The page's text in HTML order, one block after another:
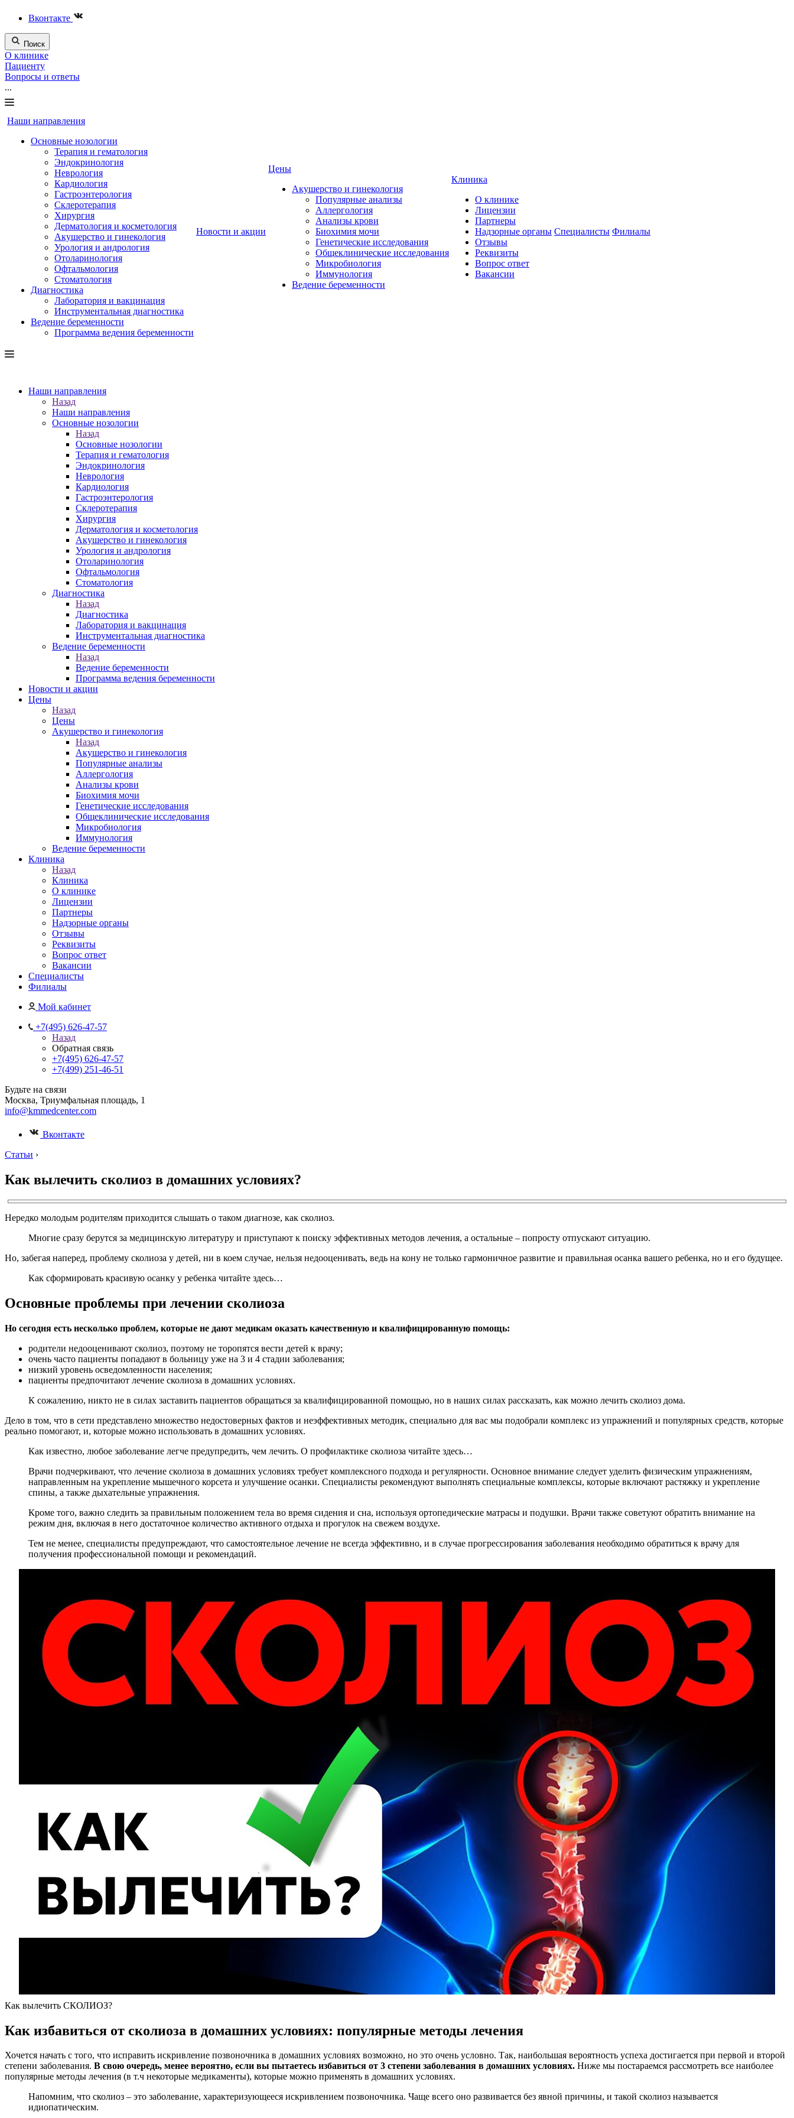
Вконтакте
Поиск
О клинике
Пациенту
Вопросы и ответы
...
Наши направления
Основные нозологии
Терапия и гематология
Эндокринология
Неврология
Кардиология
Гастроэнтерология
Склеротерапия
Хирургия
Дерматология и косметология
Акушерство и гинекология
Урология и андрология
Отоларинология
Офтальмология
Стоматология
Диагностика
Лаборатория и вакцинация
Инструментальная диагностика
Ведение беременности
Программа ведения беременности
Новости и акции
Цены
Акушерство и гинекология
Популярные анализы
Аллергология
Анализы крови
Биохимия мочи
Генетические исследования
Общеклинические исследования
Микробиология
Иммунология
Ведение беременности
Клиника
О клинике
Лицензии
Партнеры
Надзорные органы
Отзывы
Реквизиты
Вопрос ответ
Вакансии
Специалисты Филиалы
Наши направления
Назад
Наши направления
Основные нозологии
Назад
Основные нозологии
Терапия и гематология
Эндокринология
Неврология
Кардиология
Гастроэнтерология
Склеротерапия
Хирургия
Дерматология и косметология
Акушерство и гинекология
Урология и андрология
Отоларинология
Офтальмология
Стоматология
Диагностика
Назад
Диагностика
Лаборатория и вакцинация
Инструментальная диагностика
Ведение беременности
Назад
Ведение беременности
Программа ведения беременности
Новости и акции
Цены
Назад
Цены
Акушерство и гинекология
Назад
Акушерство и гинекология
Популярные анализы
Аллергология
Анализы крови
Биохимия мочи
Генетические исследования
Общеклинические исследования
Микробиология
Иммунология
Ведение беременности
Клиника
Назад
Клиника
О клинике
Лицензии
Партнеры
Надзорные органы
Отзывы
Реквизиты
Вопрос ответ
Вакансии
Специалисты
Филиалы
Мой кабинет
+7(495) 626-47-57
Назад
Обратная связь
+7(495) 626-47-57
+7(499) 251-46-51
Будьте на связи
Москва, Триумфальная площадь, 1
info@kmmedcenter.com
Вконтакте
Статьи ›
Как вылечить сколиоз в домашних условиях?
Нередко молодым родителям приходится слышать о таком диагнозе, как сколиоз.
Многие сразу берутся за медицинскую литературу и приступают к поиску эффективных методов лечения, а остальные – попросту отпускают ситуацию.
Но, забегая наперед, проблему сколиоза у детей, ни в коем случае, нельзя недооценивать, ведь на кону не только гармоничное развитие и правильная осанка вашего ребенка, но и его будущее.
Как сформировать красивую осанку у ребенка читайте здесь…
Основные проблемы при лечении сколиоза
Но сегодня есть несколько проблем, которые не дают медикам оказать качественную и квалифицированную помощь:
родители недооценивают сколиоз, поэтому не торопятся вести детей к врачу;
очень часто пациенты попадают в больницу уже на 3 и 4 стадии заболевания;
низкий уровень осведомленности населения;
пациенты предпочитают лечение сколиоза в домашних условиях.
К сожалению, никто не в силах заставить пациентов обращаться за квалифицированной помощью, но в наших силах рассказать, как можно лечить сколиоз дома.
Дело в том, что в сети представлено множество недостоверных фактов и неэффективных методик, специально для вас мы подобрали комплекс из упражнений и популярных средств, которые
реально помогают, и, которые можно использовать в домашних условиях.
Как известно, любое заболевание легче предупредить, чем лечить. О профилактике сколиоза читайте здесь…
Врачи подчеркивают, что лечение сколиоза в домашних условиях требует комплексного подхода и регулярности. Основное внимание следует уделить физическим упражнениям,
направленным на укрепление мышечного корсета и улучшение осанки. Специалисты рекомендуют выполнять специальные комплексы, которые включают растяжку и укрепление
спины, а также дыхательные упражнения.
Кроме того, важно следить за правильным положением тела во время сидения и сна, используя ортопедические матрасы и подушки. Врачи также советуют обратить внимание на
режим дня, включая в него достаточное количество активного отдыха и прогулок на свежем воздухе.
Тем не менее, специалисты предупреждают, что самостоятельное лечение не всегда эффективно, и в случае прогрессирования заболевания необходимо обратиться к врачу для
получения профессиональной помощи и рекомендаций.
Как вылечить СКОЛИОЗ?
Как избавиться от сколиоза в домашних условиях: популярные методы лечения
Хочется начать с того, что исправить искривление позвоночника в домашних условиях возможно, но это очень условно. Так, наибольшая вероятность успеха достигается при первой и второй
степени заболевания. В свою очередь, менее вероятно, если вы пытаетесь избавиться от 3 степени заболевания в домашних условиях. Ниже мы постараемся рассмотреть все наиболее
популярные методы лечения (в т.ч некоторые медикаменты), которые можно применять в домашних условиях.
Напомним, что сколиоз – это заболевание, характеризующееся искривлением позвоночника. Чаще всего оно развивается без явной причины, и такой сколиоз называется
идиопатическим.